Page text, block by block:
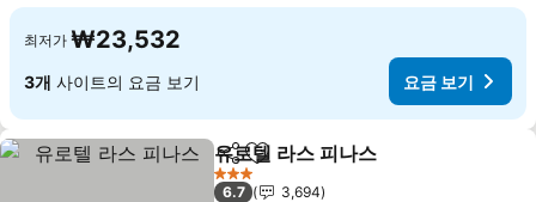
최저가 ₩23,532
3개 사이트의 요금 보기 요금 보기
공유 즐겨찾기에 추가
유로텔 라스 피나스
3 성급
6.7
3,694